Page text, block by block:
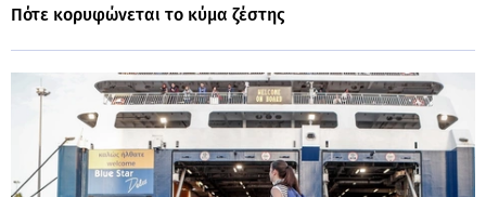
Πότε κορυφώνεται το κύμα ζέστης